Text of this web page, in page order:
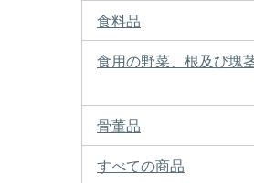
食料品
食用の野菜、根及び塊
骨董品
すべての商品